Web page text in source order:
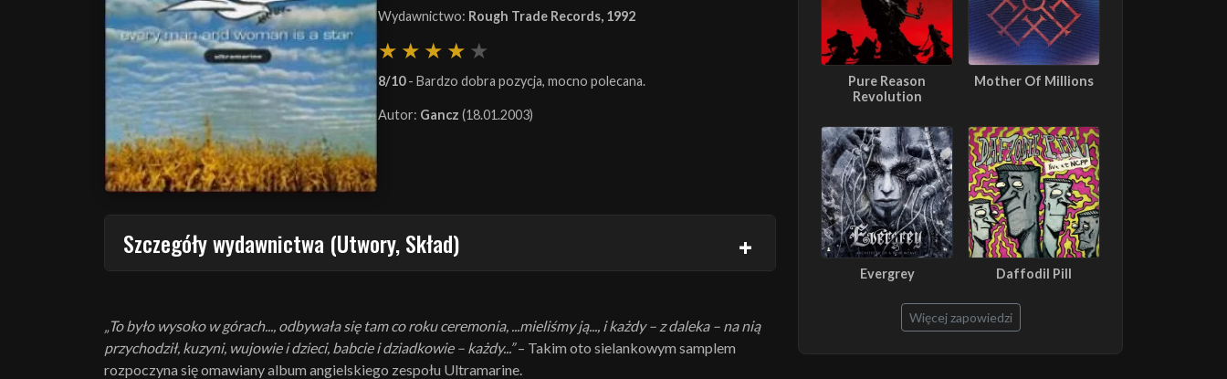
Wydawnictwo: Rough Trade Records, 1992
8/10- Bardzo dobra pozycja, mocno polecana.
Autor: Gancz (18.01.2003)
Szczegóły wydawnictwa (Utwory, Skład)
„To było wysoko w górach..., odbywała się tam co roku ceremonia, ...mieliśmy ją..., i każdy – z daleka – na nią
przychodził, kuzyni, wujowie i dzieci, babcie i dziadkowie – każdy...”– Takim oto sielankowym samplem
rozpoczyna się omawiany album angielskiego zespołu Ultramarine.
Pure Reason
Revolution
Mother Of Millions
Evergrey Daffodil Pill
Więcej zapowiedzi